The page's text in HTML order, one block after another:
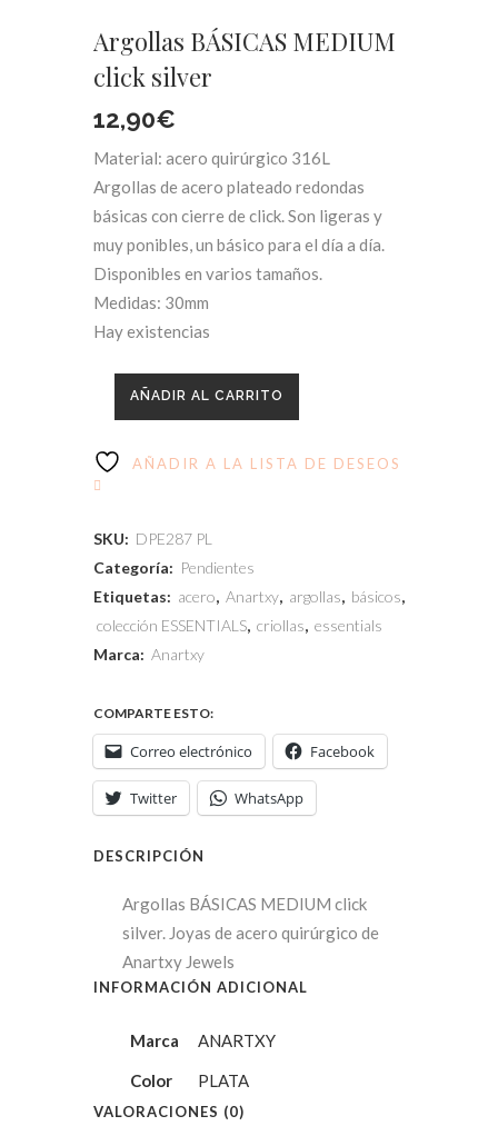
Argollas BÁSICAS MEDIUM
click silver
12,90€
Material: acero quirúrgico 316L
Argollas de acero plateado redondas
básicas con cierre de click. Son ligeras y
muy ponibles, un básico para el día a día.
Disponibles en varios tamaños.
Medidas: 30mm
Hay existencias
AÑADIR AL CARRITO
AÑADIR A LA LISTA DE DESEOS
SKU: DPE287 PL
Categoría: Pendientes
Etiquetas: acero, Anartxy, argollas, básicos,
colección ESSENTIALS, criollas, essentials
Marca: Anartxy
COMPARTE ESTO:
Correo electrónico Facebook
Twitter WhatsApp
DESCRIPCIÓN
Argollas BÁSICAS MEDIUM click
silver. Joyas de acero quirúrgico de
Anartxy Jewels
INFORMACIÓN ADICIONAL
Marca
ANARTXY
Color
PLATA
VALORACIONES (0)